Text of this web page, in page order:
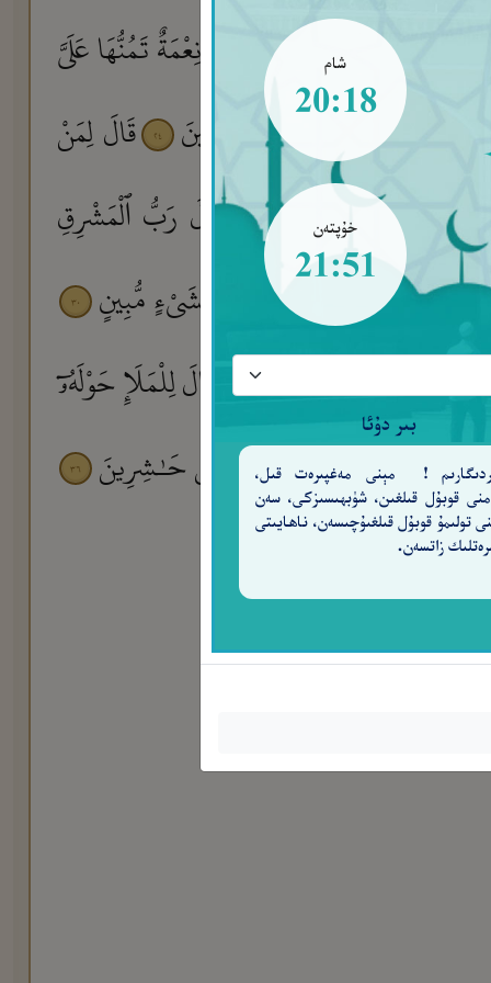
شام
20:18
خۇپتەن
21:51
بىر دۇئا
! مېنى مەغپىرەت قىل،
قوبۇل قىلغىن، شۈبھىسىزكى، سەن
تولىمۇ قوبۇل قىلغىۇچىسەن، ناھايىتى
زاتسەن.
مِنَ ٱلْمُرْسَلِينَ
وَتِلْكَ نِعْمَةٌ تَمُنُّهَا عَلَىَّ
بَيْنَهُمَآ ۖ إِن كُنتُم مُّوقِنِينَ ٢٤
قَالَ لِمَنْ
إِلَيْكُمْ لَمَجْنُونٌ
قَالَ رَبُّ ٱلْمَشْرِقِ
٢٩ قَالَ أَوَلَوْ جِئْتُكَ بِشَىْءٍ مُّبِينٍ ٣٠
هِىَ بَيْضَآءُ لِلنَّـٰظِرِينَ
قَالَ لِلْمَلَإِ حَوْلَهُۥٓ
أَرْجِهْ وَأَخَاهُ وَٱبْعَثْ فِى ٱلْمَدَآئِنِ حَـٰشِرِينَ ٣٦
٣٩